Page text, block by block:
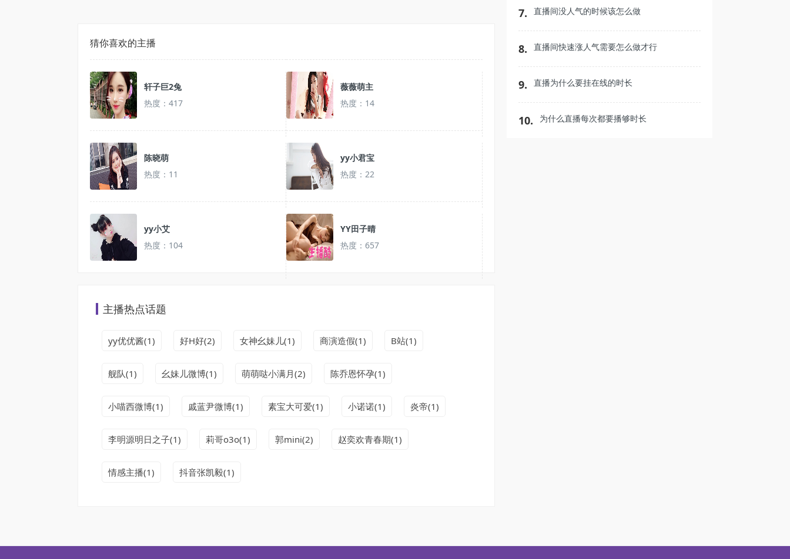
猜你喜欢的主播
轩子巨2兔
热度：417
薇薇萌主
热度：14
陈晓萌
热度：11
yy小君宝
热度：22
yy小艾
热度：104
YY田子晴
热度：657
主播热点话题
yy优优酱(1) 好H好(2) 女神幺妹儿(1) 商演造假(1) B站(1)
舰队(1) 幺妹儿微博(1) 萌萌哒小满月(2) 陈乔恩怀孕(1)
小喵西微博(1) 戚蓝尹微博(1) 素宝大可爱(1) 小诺诺(1) 炎帝(1)
李明源明日之子(1) 莉哥o3o(1) 郭mini(2) 赵奕欢青春期(1)
情感主播(1) 抖音张凯毅(1)
7. 直播间没人气的时候该怎么做
8. 直播间快速涨人气需要怎么做才行
9. 直播为什么要挂在线的时长
10. 为什么直播每次都要播够时长